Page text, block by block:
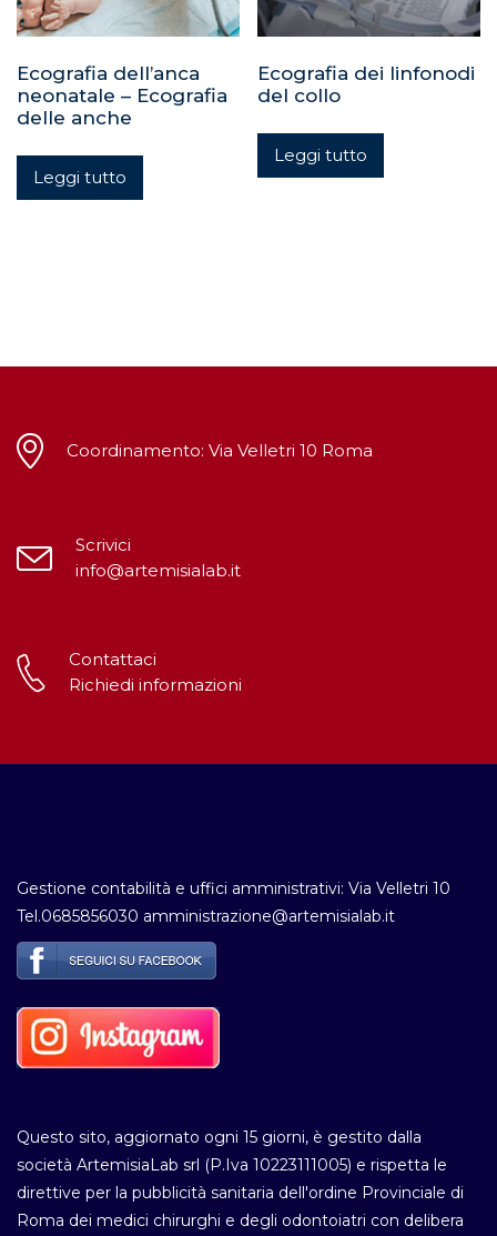
Ecografia dell’anca
neonatale – Ecografia
delle anche
Leggi tutto
Ecografia dei linfonodi
del collo
Leggi tutto
Coordinamento: Via Velletri 10 Roma
Scrivici
info@artemisialab.it
Contattaci
Richiedi informazioni
Gestione contabilità e uffici amministrativi: Via Velletri 10
Tel.0685856030 amministrazione@artemisialab.it
Questo sito, aggiornato ogni 15 giorni, è gestito dalla
società ArtemisiaLab srl (P.Iva 10223111005) e rispetta le
direttive per la pubblicità sanitaria dell'ordine Provinciale di
Roma dei medici chirurghi e degli odontoiatri con delibera